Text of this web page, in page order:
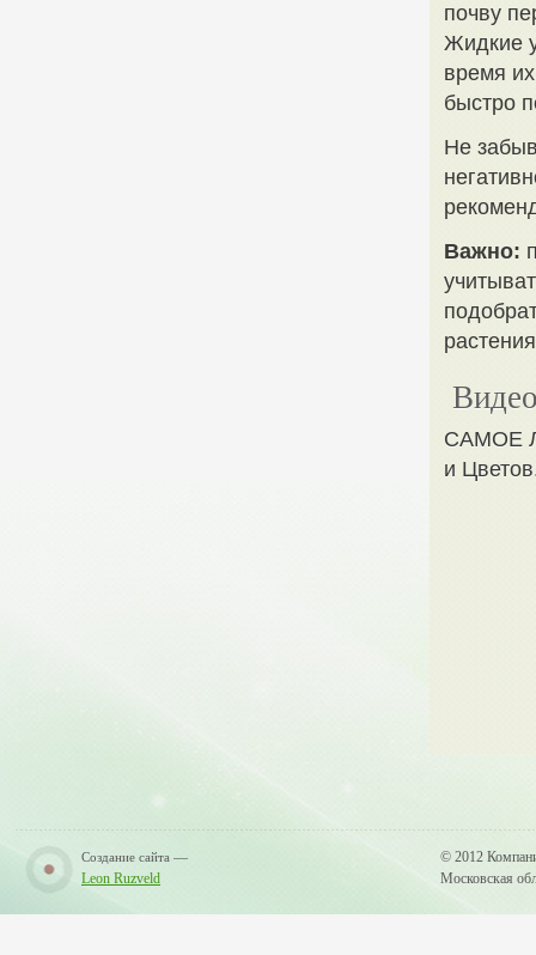
почву
Жидкие
время
быстро
Не
Важно:
САМОЕ
и
Создание сайта —
Leon Ruzveld
© 2012
Московская